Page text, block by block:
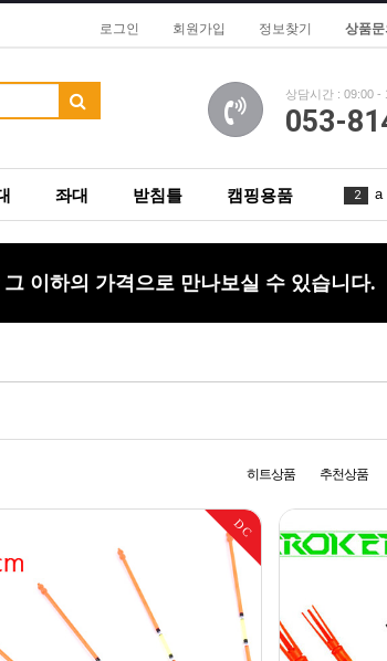
로그인 회원가입 정보찾기 상품문
상담시간 : 09:00 -
053-
2 a
3 in
4
6 of
8
좌대 받침틀 캠핑용품
이하의 가격으로 만나보실 수 있습니다.
히트상품 추천상품
DC